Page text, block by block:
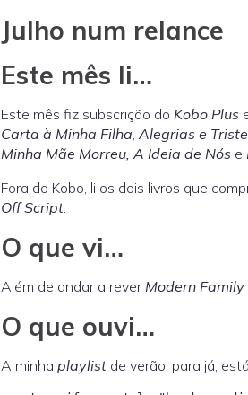
Julho num relance
Este mês li…
Este mês fiz subscrição do Kobo Plus
Carta à Minha Filha, Alegrias e
Minha Mãe Morreu, A Ideia de Nós e
Fora do Kobo, li os dois livros que
Off Script.
O que vi…
Além de andar a reverModern Family
O que ouvi…
A minha playlist de verão, para já,